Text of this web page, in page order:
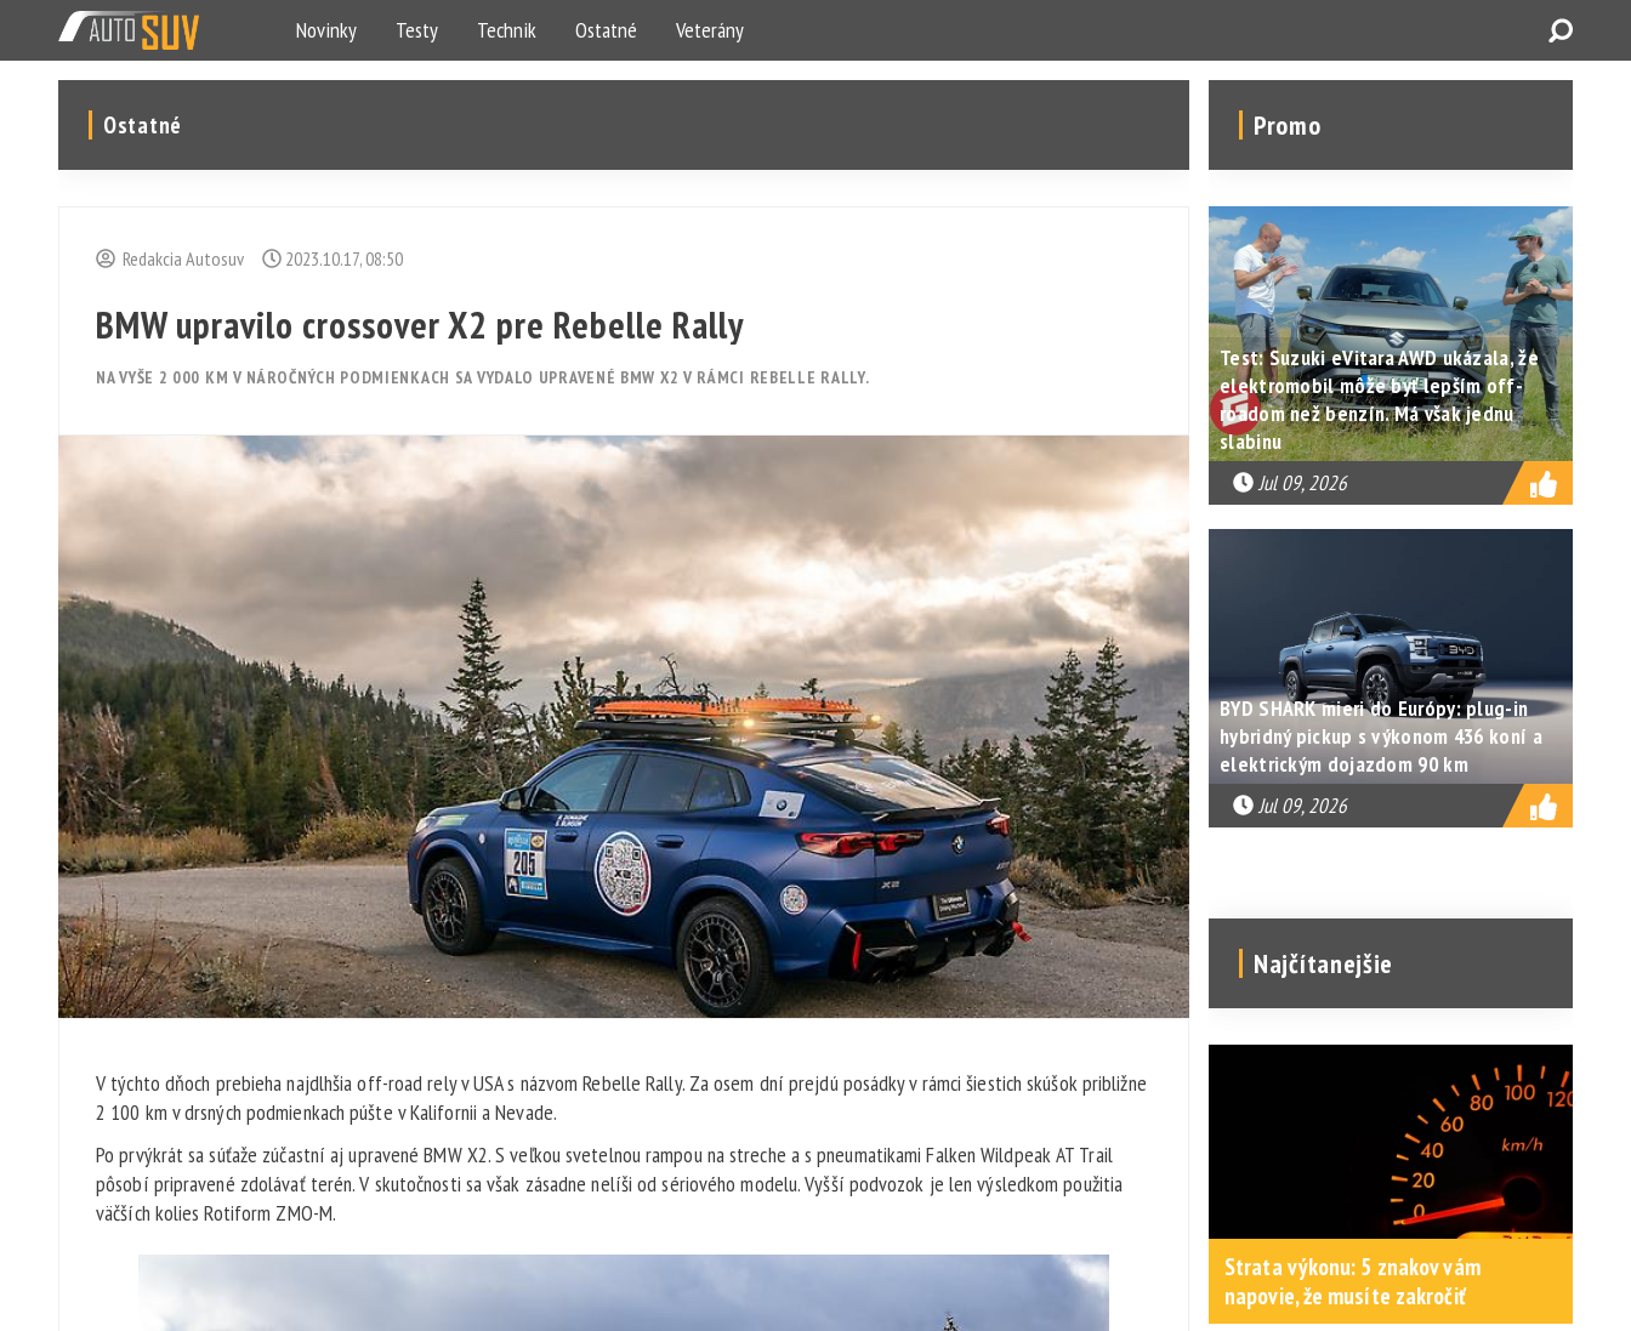
Novinky Testy Technik Ostatné Veterány
Ostatné
Redakcia Autosuv 2023.10.17, 08:50
BMW upravilo crossover X2 pre Rebelle Rally
NA VYŠE 2 000 KM V NÁROČNÝCH PODMIENKACH SA VYDALO UPRAVENÉ BMW X2 V RÁMCI REBELLE RALLY.
V týchto dňoch prebieha najdlhšia off-road rely v USA s názvom Rebelle Rally. Za osem dní prejdú posádky v rámci šiestich skúšok približne
2 100 km v drsných podmienkach púšte v Kalifornii a Nevade.
Po prvýkrát sa súťaže zúčastní aj upravené BMW X2. S veľkou svetelnou rampou na streche a s pneumatikami Falken Wildpeak AT Trail
pôsobí pripravené zdolávať terén. V skutočnosti sa však zásadne nelíši od sériového modelu. Vyšší podvozok je len výsledkom použitia
väčších kolies Rotiform ZMO-M.
Promo
Test: Suzuki eVitara AWD ukázala, že
elektromobil môže byť lepším off-
roadom než benzín. Má však jednu
slabinu
Jul 09, 2026
BYD SHARK mieri do Európy: plug-in
hybridný pickup s výkonom 436 koní a
elektrickým dojazdom 90 km
Jul 09, 2026
Najčítanejšie
Strata výkonu: 5 znakov vám
napovie, že musíte zakročiť